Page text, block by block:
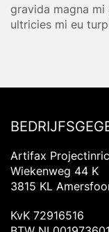
gravida magna mi
ultricies mi eu
Artifax
Wiekenweg 44 K
3815 KL
KvK 72916516